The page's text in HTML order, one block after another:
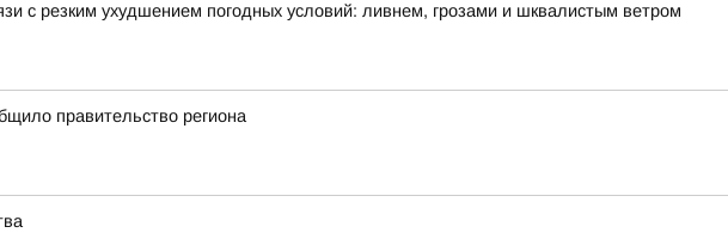
с резким ухудшением погодных условий: ливнем, грозами и шквалистым ветром
правительство региона